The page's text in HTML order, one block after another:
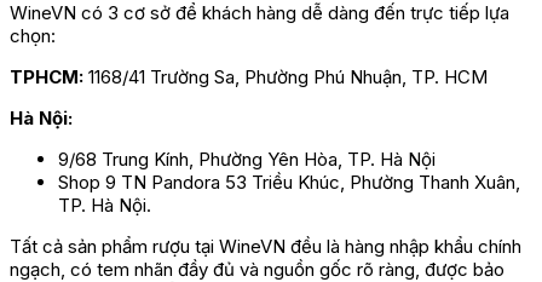
rượu mạnh như Whisky, Rum, Cognac, Gin, Vodka, Liqueur… Với
kinh nghiệm lâu năm trong nghề và đội ngũ nhân viên chuyên
nghiệp đến với Wine VN các bạn sẽ mua được sản phẩm với
mức giá tốt nhất và chất lượng tốt nhất.
Thiết kế của rượu vang Patriarche Meursault phản ánh truyền
thống và sự sang trọng của thương hiệu. Chai rượu được làm
bằng thủy tinh chất lượng cao, với nhãn dán màu vàng sang
trọng. Chai rượu được đóng gói trong một hộp quà sang trọng,
với màu sắc và họa tiết tương tự như nhãn dán. Hộp quà làm
tăng thêm sự sang trọng và tinh tế của sản phẩm. Là một lựa
chọn tuyệt vời để làm quà tặng hoặc vào những dịp đặc biệt
WineVN có 3 cơ sở để khách hàng dễ dàng đến trực tiếp lựa
chọn:
TPHCM: 1168/41 Trường Sa, Phường Phú Nhuận, TP. HCM
Hà Nội:
9/68 Trung Kính, Phường Yên Hòa, TP. Hà Nội
Shop 9 TN Pandora 53 Triều Khúc, Phường Thanh Xuân,
TP. Hà Nội.
Tất cả sản phẩm rượu tại WineVN đều là hàng nhập khẩu chính
ngạch, có tem nhãn đầy đủ và nguồn gốc rõ ràng, được bảo